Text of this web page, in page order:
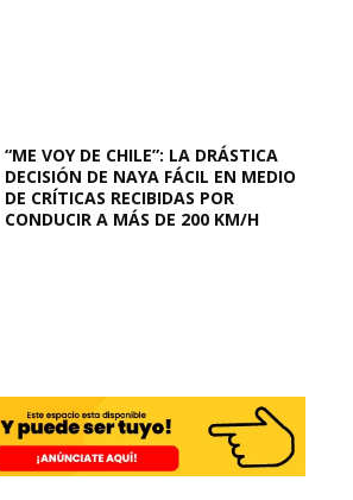
“ME VOY DE CHILE”: LA DRÁSTICA
DECISIÓN DE NAYA FÁCIL EN MEDIO
DE CRÍTICAS RECIBIDAS POR
CONDUCIR A MÁS DE 200 KM/H